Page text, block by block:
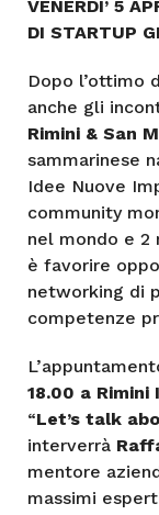
VENERDI’ 5
DI STARTUP
Dopo l’ottimo
anche gli
Rimini & San
sammarinese
Idee Nuove
community
nel mondo e 2
è favorire
networking di
competenze
18.00 a
“Let’s talk
interverrà
mentore
massimi